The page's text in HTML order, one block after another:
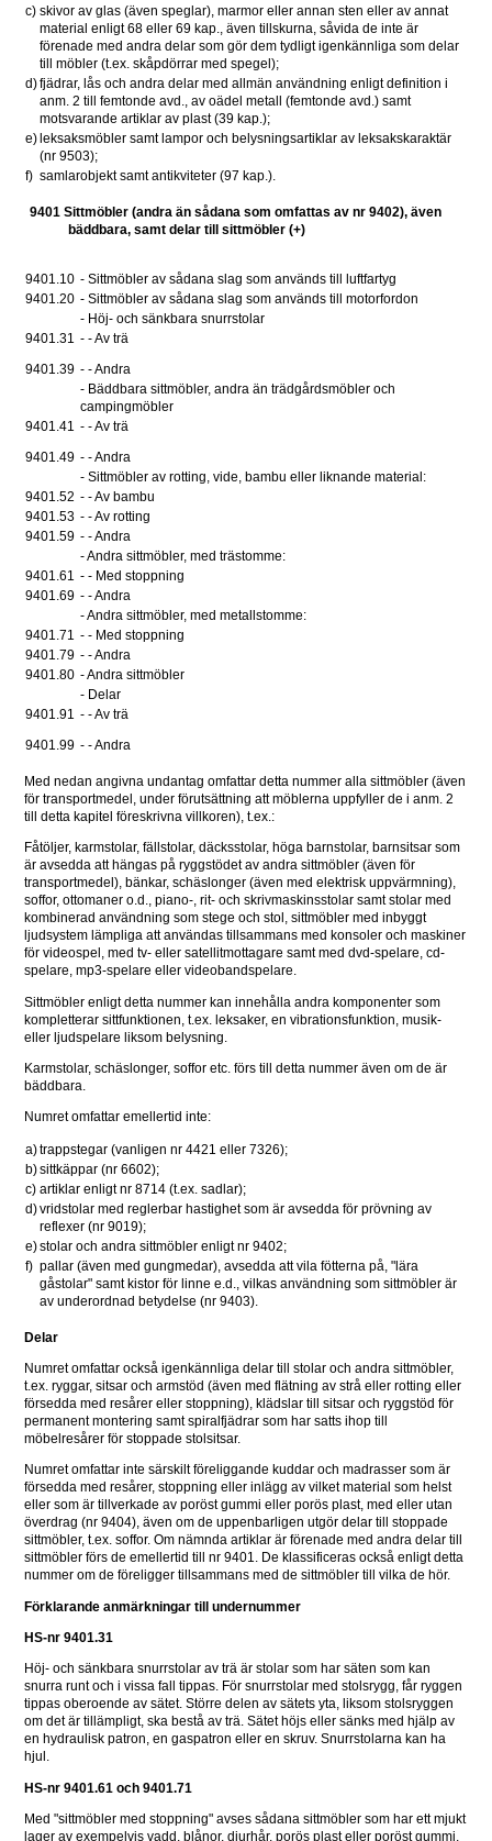
c) skivor av glas (även speglar), marmor eller annan sten eller av annat
material enligt 68 eller 69 kap., även tillskurna, såvida de inte är
förenade med andra delar som gör dem tydligt igenkännliga som delar
till möbler (t.ex. skåpdörrar med spegel);
d)fjädrar, lås och andra delar med allmän användning enligt definition i
anm. 2 till femtonde avd., av oädel metall (femtonde avd.) samt
motsvarande artiklar av plast (39 kap.);
e)leksaksmöbler samt lampor och belysningsartiklar av leksakskaraktär
(nr 9503);
f) samlarobjekt samt antikviteter (97 kap.).
9401 Sittmöbler (andra än sådana som omfattas av nr 9402), även
bäddbara, samt delar till sittmöbler (+)
9401.10 - Sittmöbler av sådana slag som används till luftfartyg
9401.20 - Sittmöbler av sådana slag som används till motorfordon
- Höj- och sänkbara snurrstolar
9401.31
9401.39
- - Av trä
- - Andra
- Bäddbara sittmöbler, andra än trädgårdsmöbler och
campingmöbler
9401.41
9401.49
- - Av trä
- - Andra
- Sittmöbler av rotting, vide, bambu eller liknande material:
9401.52 - - Av bambu
9401.53 - - Av rotting
9401.59 - - Andra
- Andra sittmöbler, med trästomme:
9401.61 - - Med stoppning
9401.69 - - Andra
- Andra sittmöbler, med metallstomme:
9401.71 - - Med stoppning
9401.79 - - Andra
9401.80 - Andra sittmöbler
- Delar
9401.91
9401.99
- - Av trä
- - Andra
Med nedan angivna undantag omfattar detta nummer alla sittmöbler (även
för transportmedel, under förutsättning att möblerna uppfyller de i anm. 2
till detta kapitel föreskrivna villkoren), t.ex.:
Fåtöljer, karmstolar, fällstolar, däcksstolar, höga barnstolar, barnsitsar som
är avsedda att hängas på ryggstödet av andra sittmöbler (även för
transportmedel), bänkar, schäslonger (även med elektrisk uppvärmning),
soffor, ottomaner o.d., piano-, rit- och skrivmaskinsstolar samt stolar med
kombinerad användning som stege och stol, sittmöbler med inbyggt
ljudsystem lämpliga att användas tillsammans med konsoler och maskiner
för videospel, med tv- eller satellitmottagare samt med dvd-spelare, cd-
spelare, mp3-spelare eller videobandspelare.
Sittmöbler enligt detta nummer kan innehålla andra komponenter som
kompletterar sittfunktionen, t.ex. leksaker, en vibrationsfunktion, musik-
eller ljudspelare liksom belysning.
Karmstolar, schäslonger, soffor etc. förs till detta nummer även om de är
bäddbara.
Numret omfattar emellertid inte:
a)trappstegar (vanligen nr 4421 eller 7326);
b)sittkäppar (nr 6602);
c) artiklar enligt nr 8714 (t.ex. sadlar);
d)vridstolar med reglerbar hastighet som är avsedda för prövning av
reflexer (nr 9019);
e)stolar och andra sittmöbler enligt nr 9402;
f) pallar (även med gungmedar), avsedda att vila fötterna på, "lära
gåstolar" samt kistor för linne e.d., vilkas användning som sittmöbler är
av underordnad betydelse (nr 9403).
Delar
Numret omfattar också igenkännliga delar till stolar och andra sittmöbler,
t.ex. ryggar, sitsar och armstöd (även med flätning av strå eller rotting eller
försedda med resårer eller stoppning), klädslar till sitsar och ryggstöd för
permanent montering samt spiralfjädrar som har satts ihop till
möbelresårer för stoppade stolsitsar.
Numret omfattar inte särskilt föreliggande kuddar och madrasser som är
försedda med resårer, stoppning eller inlägg av vilket material som helst
eller som är tillverkade av poröst gummi eller porös plast, med eller utan
överdrag (nr 9404), även om de uppenbarligen utgör delar till stoppade
sittmöbler, t.ex. soffor. Om nämnda artiklar är förenade med andra delar till
sittmöbler förs de emellertid till nr 9401. De klassificeras också enligt detta
nummer om de föreligger tillsammans med de sittmöbler till vilka de hör.
Förklarande anmärkningar till undernummer
HS-nr 9401.31
Höj- och sänkbara snurrstolar av trä är stolar som har säten som kan
snurra runt och i vissa fall tippas. För snurrstolar med stolsrygg, får ryggen
tippas oberoende av sätet. Större delen av sätets yta, liksom stolsryggen
om det är tillämpligt, ska bestå av trä. Sätet höjs eller sänks med hjälp av
en hydraulisk patron, en gaspatron eller en skruv. Snurrstolarna kan ha
hjul.
HS-nr 9401.61 och 9401.71
Med "sittmöbler med stoppning" avses sådana sittmöbler som har ett mjukt
lager av exempelvis vadd, blånor, djurhår, porös plast eller poröst gummi,